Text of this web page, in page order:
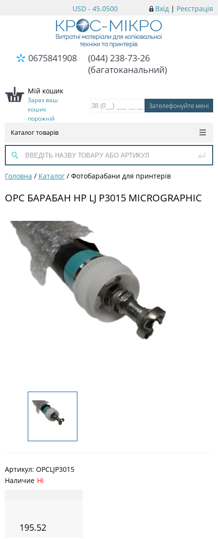
Вхід | Реєстрація
USD - 45.0500
0675841908
(044) 238-73-26
(багатоканальний)
Мій кошик
Зараз ваш
кошик
порожній
Каталог товарів
Головна / Каталог / Фотобарабани для принтерів
OPC БАРАБАН HP LJ P3015 MICROGRAPHIC
Артикул: OPCLJP3015
Наличие Ні
195.52